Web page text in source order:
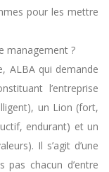
pour les mettre
management ?
ALBA qui demande
l’entreprise
un Lion (fort,
endurant) et un
Il s’agit d’une
chacun d’entre